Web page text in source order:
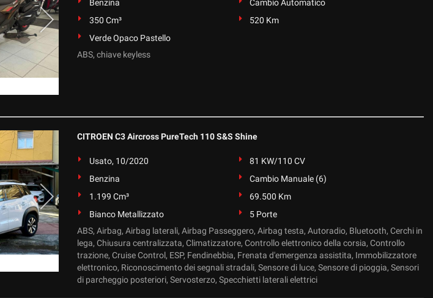
Benzina
Cambio Automatico
350 Cm³
520 Km
Verde Opaco Pastello
ABS, chiave keyless
CITROEN C3 Aircross PureTech 110 S&S Shine
Usato, 10/2020
81 KW/110 CV
Benzina
Cambio Manuale (6)
1.199 Cm³
69.500 Km
Bianco Metallizzato
5 Porte
ABS, Airbag, Airbag laterali, Airbag Passeggero, Airbag testa, Autoradio, Bluetooth, Cerchi in
lega, Chiusura centralizzata, Climatizzatore, Controllo elettronico della corsia, Controllo
trazione, Cruise Control, ESP, Fendinebbia, Frenata d'emergenza assistita, Immobilizzatore
elettronico, Riconoscimento dei segnali stradali, Sensore di luce, Sensore di pioggia, Sensori
di parcheggio posteriori, Servosterzo, Specchietti laterali elettrici